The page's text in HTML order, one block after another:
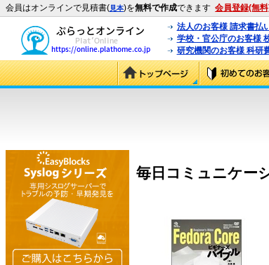
会員はオンラインで見積書(見本)を無料で作成できます 会員登録(無
法人のお客様 請求書払
学校・官公庁のお客様
研究機関のお客様 科研
毎日コミュニケー